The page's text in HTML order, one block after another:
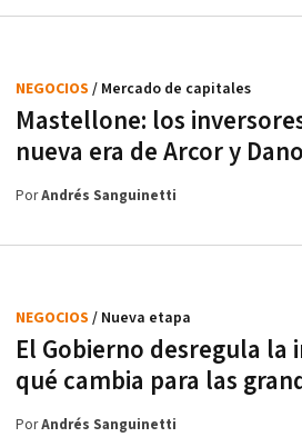
Mastellone: los
nueva era de Arcor y
NEGOCIOS / Mercado de capitales
PorAndrés Sanguinetti
El Gobierno desregula la
qué cambia para las
NEGOCIOS / Nueva etapa
PorAndrés Sanguinetti